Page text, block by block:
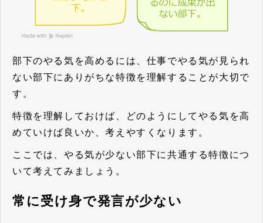
部下のやる気を高めるには、仕事でやる気が見られ
ない部下にありがちな特徴を理解することが大切で
す。
特徴を理解しておけば、どのようにしてやる気を高
めていけば良いか、考えやすくなります。
ここでは、やる気が少ない部下に共通する特徴につ
いて考えてみましょう。
常に受け身で発言が少ない